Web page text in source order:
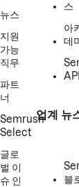
뉴스
지원
가능
직무
파트
너
Semrush
Select
글로
벌 이
슈 인
스
아
데
업계 뉴
블